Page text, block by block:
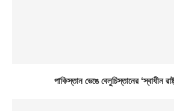
পাকিস্তান ভেঙে বেলুচিস্তানের ‘স্বাধীন